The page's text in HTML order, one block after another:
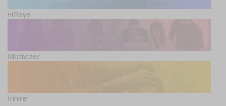
HRsys
Motivizer
Inhire